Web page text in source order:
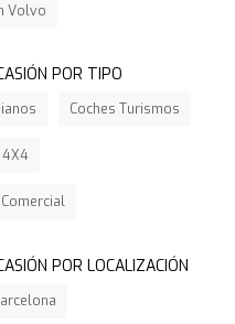
Volvo
POR TIPO
Coches Turismos
4X4
POR LOCALIZACIÓN